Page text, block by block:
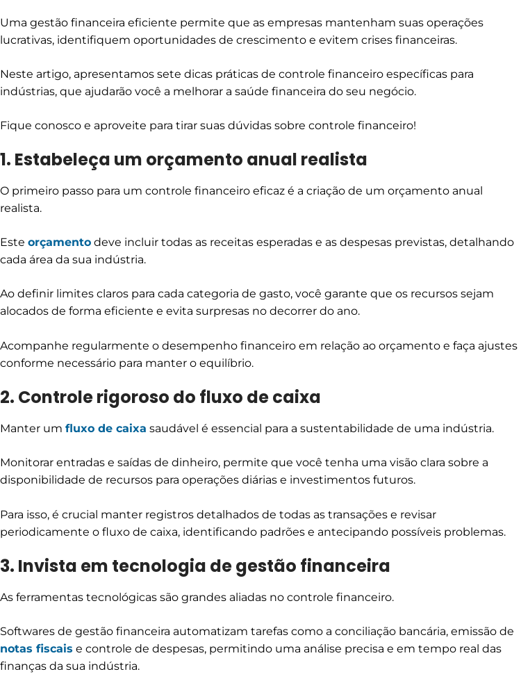
Uma gestão financeira eficiente permite que as empresas mantenham suas operações
lucrativas, identifiquem oportunidades de crescimento e evitem crises financeiras.
Neste artigo, apresentamos sete dicas práticas de controle financeiro específicas para
indústrias, que ajudarão você a melhorar a saúde financeira do seu negócio.
Fique conosco e aproveite para tirar suas dúvidas sobre controle financeiro!
1. Estabeleça um orçamento anual realista
O primeiro passo para um controle financeiro eficaz é a criação de um orçamento anual
realista.
Este orçamento deve incluir todas as receitas esperadas e as despesas previstas, detalhando
cada área da sua indústria.
Ao definir limites claros para cada categoria de gasto, você garante que os recursos sejam
alocados de forma eficiente e evita surpresas no decorrer do ano.
Acompanhe regularmente o desempenho financeiro em relação ao orçamento e faça ajustes
conforme necessário para manter o equilíbrio.
2. Controle rigoroso do fluxo de caixa
Manter um fluxo de caixa saudável é essencial para a sustentabilidade de uma indústria.
Monitorar entradas e saídas de dinheiro, permite que você tenha uma visão clara sobre a
disponibilidade de recursos para operações diárias e investimentos futuros.
Para isso, é crucial manter registros detalhados de todas as transações e revisar
periodicamente o fluxo de caixa, identificando padrões e antecipando possíveis problemas.
3. Invista em tecnologia de gestão financeira
As ferramentas tecnológicas são grandes aliadas no controle financeiro.
Softwares de gestão financeira automatizam tarefas como a conciliação bancária, emissão de
notas fiscais e controle de despesas, permitindo uma análise precisa e em tempo real das
finanças da sua indústria.